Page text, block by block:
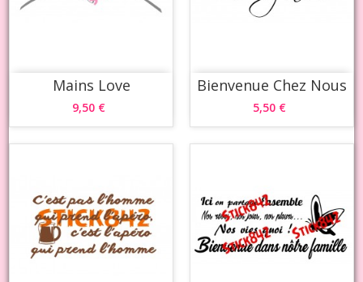
Mains Love
9,50 €
Bienvenue Chez Nous
5,50 €